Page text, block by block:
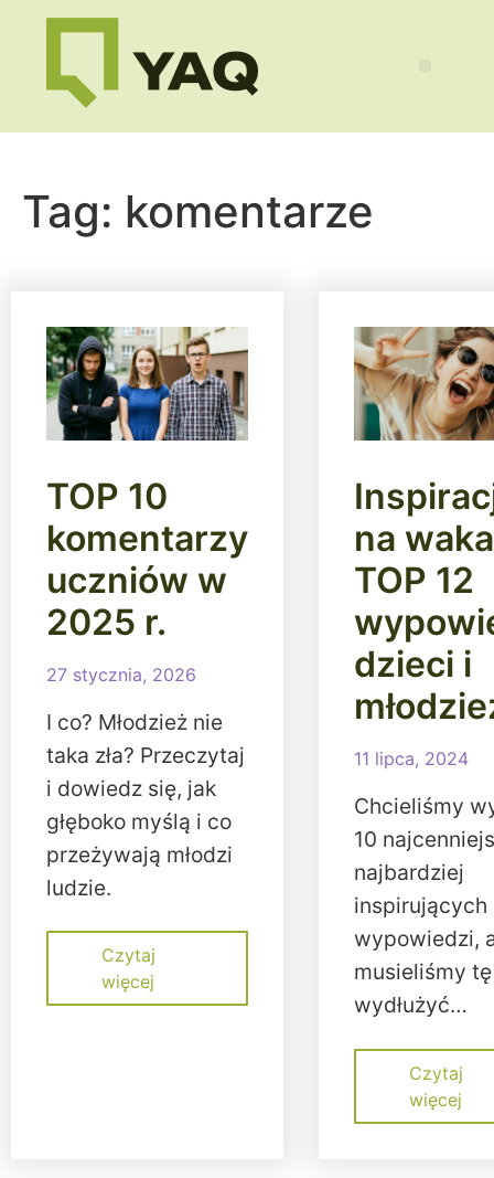
Tag: komentarze
TOP 10
komentarzy
uczniów w
2025 r.
27 stycznia, 2026
I co? Młodzież nie
taka zła? Przeczytaj
i dowiedz się, jak
głęboko myślą i co
przeżywają młodzi
ludzie.
Czytaj
więcej
na
TOP 12
dzieci i
11 lipca, 2024
Chcieliśmy
10
najbardziej
inspirujących
wypowiedzi,
musieliśmy
wydłużyć…
Czytaj
więcej